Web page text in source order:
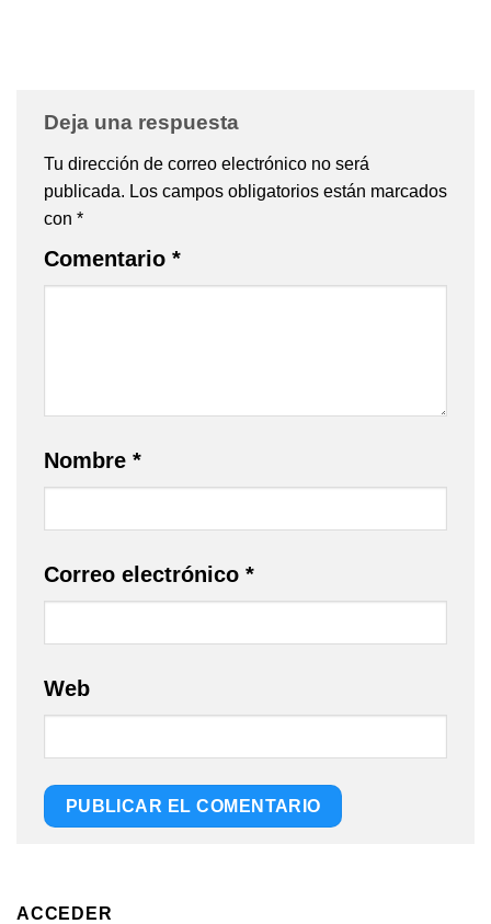
Deja una respuesta
Tu dirección de correo electrónico no será
publicada. Los campos obligatorios están marcados
con *
Comentario *
Nombre *
Correo electrónico *
Web
ACCEDER